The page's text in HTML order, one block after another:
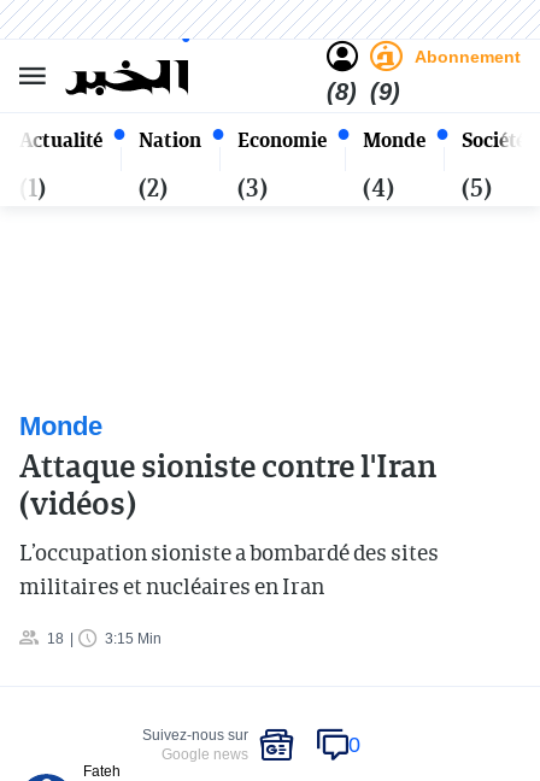
Actualité
(1)
Nation
(2)
Economie
(3)
Monde
(4)
Société
(5)
(8)
Abonnement
(9)
Samedi 24 Safar 1448 - 08
Août 2026
Alger
Monde
Attaque sioniste contre l'Iran
(vidéos)
L’occupation sioniste a bombardé des sites
militaires et nucléaires en Iran
18 3:15 Min
Fateh
Suivez-nous sur
Google news
0